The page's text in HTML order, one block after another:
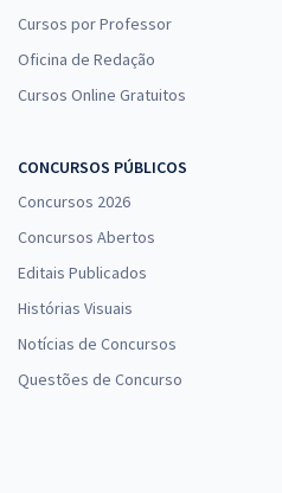
Cursos por Professor
Oficina de Redação
Cursos Online Gratuitos
CONCURSOS PÚBLICOS
Concursos 2026
Concursos Abertos
Editais Publicados
Histórias Visuais
Notícias de Concursos
Questões de Concurso